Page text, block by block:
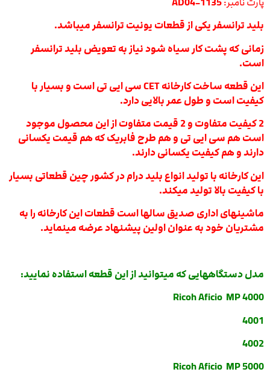
بلید ترانسفر یکی از قطعات یونیت ترانسفر میباشد.
زمانی که پشت کار سیاه شود نیاز به تعویض بلید ترانسفر
است.
این قطعه ساخت کارخانه CET سی ایی تی است و بسیار با
کیفیت است و طول عمر بالایی دارد.
2 کیفیت متفاوت و 2 قیمت متفاوت از این محصول موجود
است هم سی ایی تی و هم طرح فابریک که هم قیمت یکسانی
دارند و هم کیفیت یکسانی دارند.
این کارخانه با تولید انواع بلید درام در کشور چین قطعاتی بسیار
با کیفیت بالا تولید میکند.
ماشینهای اداری صدیق سالها است قطعات این کارخانه را به
مشتریان خود به عنوان اولین پیشنهاد عرضه مینماید.
مدل دستگاههایی که میتوانید از این قطعه استفاده نمایید:
Ricoh Aficio MP 4000
4001
4002
Ricoh Aficio MP 5000